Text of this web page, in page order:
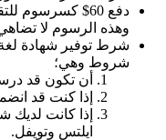
دفع 60$ كسرسوم
وهذه الرسوم لا
شروط وهي؛
أن تكون قد
إذا كنت قد
إذا كانت لديك
ايلتس وتويفل.